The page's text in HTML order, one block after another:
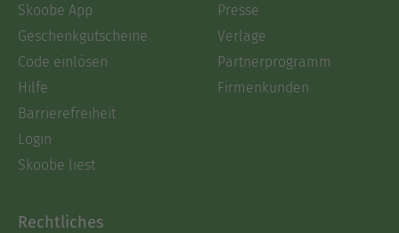
Skoobe App
Geschenkgutscheine
Code einlösen
Hilfe
Barrierefreiheit
Login
Skoobe liest
Presse
Verlage
Partnerprogramm
Firmenkunden
Rechtliches